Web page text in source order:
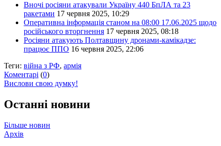
Вночі росіяни атакували Україну 440 БпЛА та 23
ракетами 17 червня 2025, 10:29
Оперативна інформація станом на 08:00 17.06.2025 щодо
російського вторгнення 17 червня 2025, 08:18
Росіяни атакують Полтавщину дронами-камікадзе:
працює ППО 16 червня 2025, 22:06
Теги: війна з РФ, армія
Коментарі (0)
Вислови свою думку!
Останні новини
Більше новин
Архів